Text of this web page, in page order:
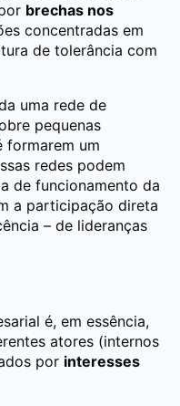
brechas nos
concentradas em
de tolerância com
uma rede de
pequenas
formarem um
redes podem
de funcionamento da
a participação direta
– de lideranças
é, em essência,
atores (internos
por interesses